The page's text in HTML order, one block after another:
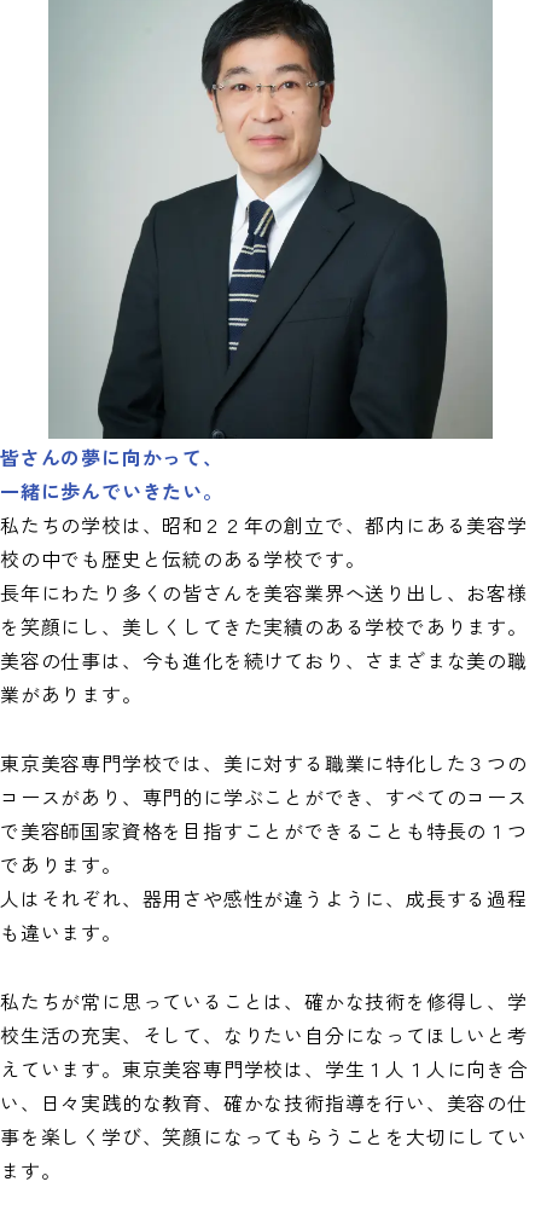
皆さんの夢に向かって、
一緒に歩んでいきたい。
私たちの学校は、昭和２２年の創立で、都内にある美容学
校の中でも歴史と伝統のある学校です。
長年にわたり多くの皆さんを美容業界へ送り出し、お客様
を笑顔にし、美しくしてきた実績のある学校であります。
美容の仕事は、今も進化を続けており、さまざまな美の職
業があります。
東京美容専門学校では、美に対する職業に特化した３つの
コースがあり、専門的に学ぶことができ、すべてのコース
で美容師国家資格を目指すことができることも特長の１つ
であります。
人はそれぞれ、器用さや感性が違うように、成長する過程
も違います。
私たちが常に思っていることは、確かな技術を修得し、学
校生活の充実、そして、なりたい自分になってほしいと考
えています。東京美容専門学校は、学生１人１人に向き合
い、日々実践的な教育、確かな技術指導を行い、美容の仕
事を楽しく学び、笑顔になってもらうことを大切にしてい
ます。